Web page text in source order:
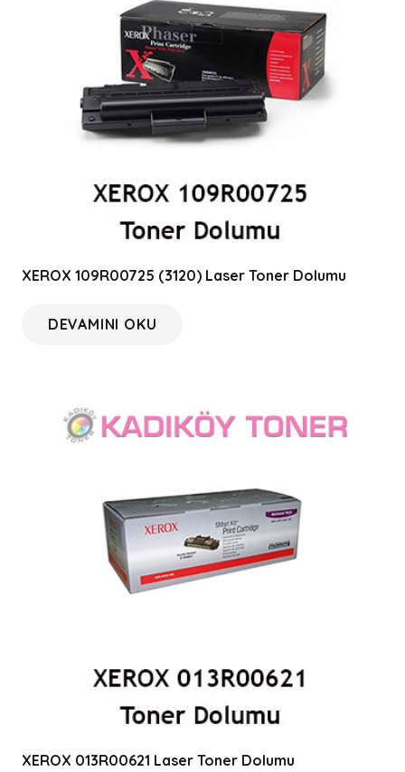
XEROX 109R00725 (3120) Laser Toner Dolumu
DEVAMINI OKU
XEROX 013R00621 Laser Toner Dolumu